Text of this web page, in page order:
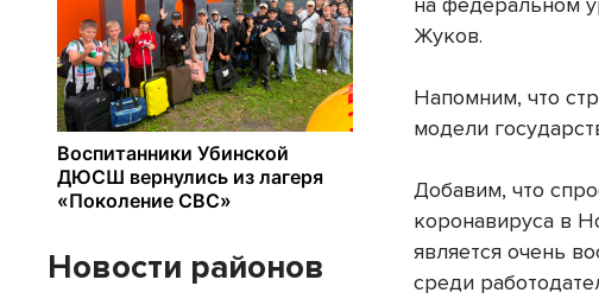
Жуков.
Напомним, что
модели
Добавим, что
коронавируса в
является очень
среди
Новости районов